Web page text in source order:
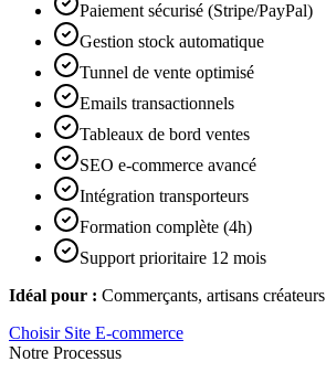
Paiement sécurisé (Stripe/PayPal)
Gestion stock automatique
Tunnel de vente optimisé
Emails transactionnels
Tableaux de bord ventes
SEO e-commerce avancé
Intégration transporteurs
Formation complète (4h)
Support prioritaire 12 mois
Idéal pour : Commerçants, artisans créateurs
Choisir Site E-commerce
Notre Processus